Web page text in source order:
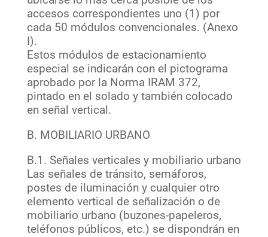
accesos correspondientes uno (1) por
cada 50 módulos convencionales. (Anexo
I).
Estos módulos de estacionamiento
especial se indicarán con el pictograma
aprobado por la Norma IRAM 372,
pintado en el solado y también colocado
en señal vertical.
B. MOBILIARIO URBANO
B.1. Señales verticales y mobiliario urbano
Las señales de tránsito, semáforos,
postes de iluminación y cualquier otro
elemento vertical de señalización o de
mobiliario urbano (buzones-papeleros,
teléfonos públicos, etc.) se dispondrán en